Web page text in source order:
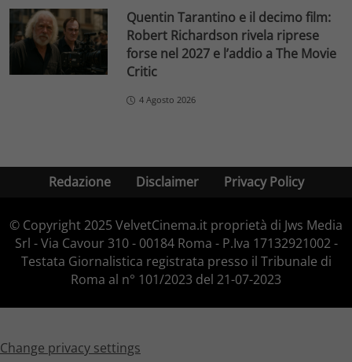
Quentin Tarantino e il decimo film:
Robert Richardson rivela riprese
forse nel 2027 e l’addio a The Movie
Critic
4 Agosto 2026
Redazione Disclaimer Privacy Policy
© Copyright 2025 VelvetCinema.it proprietà di Jws Media
Srl - Via Cavour 310 - 00184 Roma - P.Iva 17132921002 -
Testata Giornalistica registrata presso il Tribunale di
Roma al n° 101/2023 del 21-07-2023
Change privacy settings